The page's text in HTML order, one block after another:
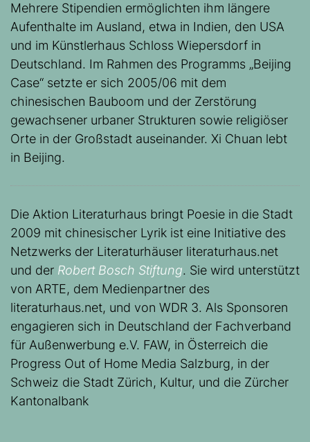
Mehrere Stipendien ermöglichten ihm längere
Aufenthalte im Ausland, etwa in Indien, den USA
und im Künstlerhaus Schloss Wiepersdorf in
Deutschland. Im Rahmen des Programms „Beijing
Case“ setzte er sich 2005/06 mit dem
chinesischen Bauboom und der Zerstörung
gewachsener urbaner Strukturen sowie religiöser
Orte in der Großstadt auseinander. Xi Chuan lebt
in Beijing.
Die Aktion Literaturhaus bringt Poesie in die Stadt
2009 mit chinesischer Lyrik ist eine Initiative des
Netzwerks der Literaturhäuser literaturhaus.net
und der Robert Bosch Stiftung. Sie wird unterstützt
von ARTE, dem Medienpartner des
literaturhaus.net, und von WDR 3. Als Sponsoren
engagieren sich in Deutschland der Fachverband
für Außenwerbung e.V. FAW, in Österreich die
Progress Out of Home Media Salzburg, in der
Schweiz die Stadt Zürich, Kultur, und die Zürcher
Kantonalbank